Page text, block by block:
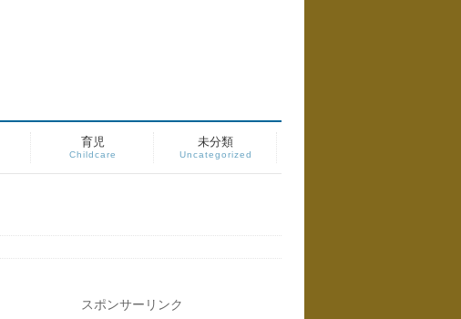
育児
Childcare
未分類
Uncategorized
スポンサーリンク